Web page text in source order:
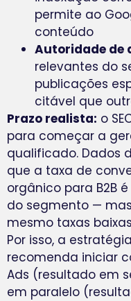
permite ao
conteúdo
Autoridade de
relevantes do
publicações
citável que
Prazo realista: o
para começar a
qualificado. Dados
que a taxa de
orgânico para B2B é
do segmento —
mesmo taxas
Por isso, a
recomenda iniciar
Ads (resultado em
em paralelo